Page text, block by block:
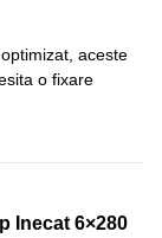
aceste
o fixare
Inecat 6×280